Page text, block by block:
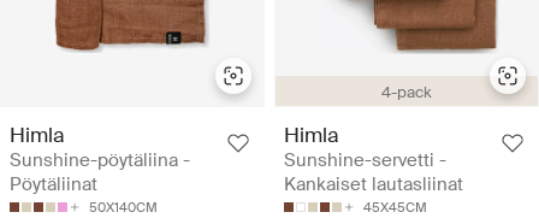
Himla
Sunshine-pöytäliina -
Pöytäliinat
50X140CM
4-pack
Himla
Sunshine-servetti -
Kankaiset lautasliinat
45X45CM